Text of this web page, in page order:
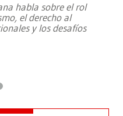
habla sobre el rol
el derecho al
y los desafíos